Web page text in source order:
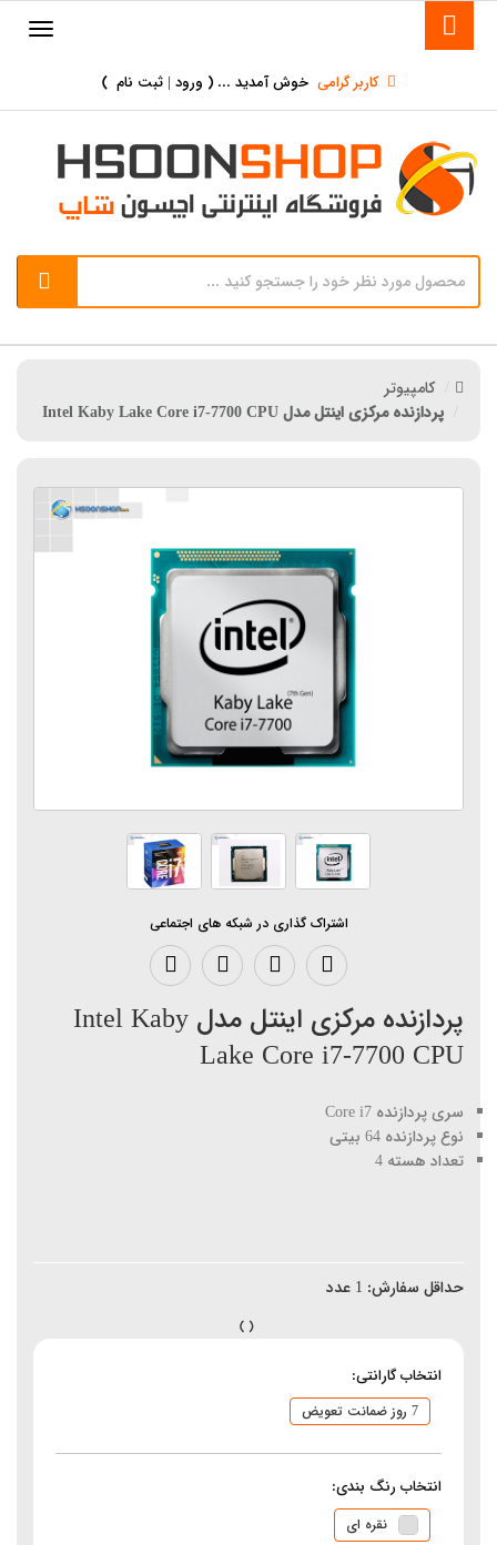
کاربر گرامی خوش آمدید ... ( ورود | ثبت نام )
کامپیوتر
پردازنده مرکزی اینتل مدل Intel Kaby Lake Core i7-7700 CPU
اشتراک گذاری در شبکه های اجتماعی
پردازنده مرکزی اینتل مدل Intel Kaby
Lake Core i7-7700 CPU
سری پردازنده Core i7
نوع پردازنده 64 بیتی
تعداد هسته 4
حداقل سفارش: 1 عدد
انتخاب گارانتی:
7 روز ضمانت تعویض
انتخاب رنگ بندی:
نقره ای